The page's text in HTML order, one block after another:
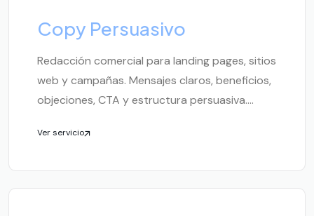
Copy Persuasivo
Redacción comercial para landing pages, sitios
web y campañas. Mensajes claros, beneficios,
objeciones, CTA y estructura persuasiva....
Ver servicio